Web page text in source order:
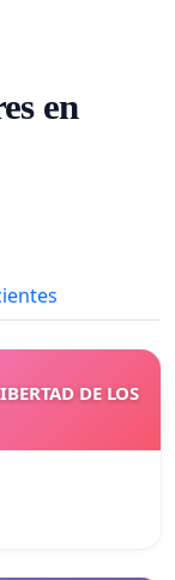
en
DE LOS